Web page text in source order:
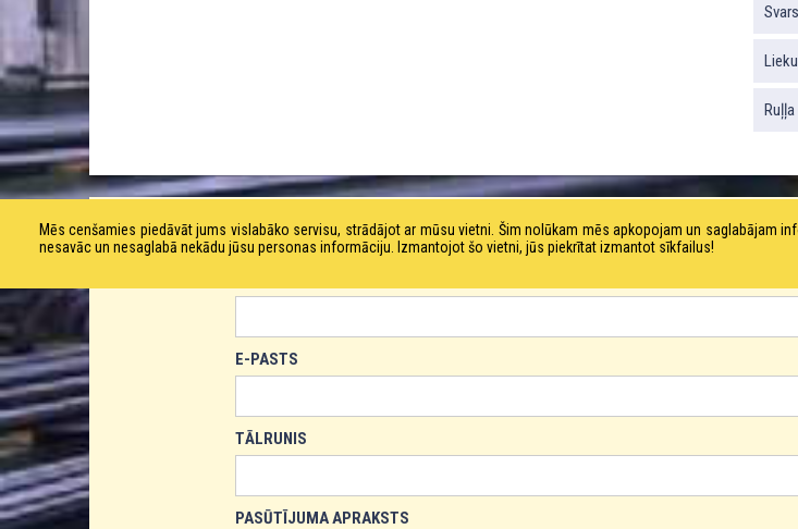
PASŪTĪT PRODUKTU!
E-PASTS
TĀLRUNIS
PASŪTĪJUMA APRAKSTS
Mēs cenšamies piedāvāt jums vislabāko servisu, strādājot ar mūsu vietni. Šim nolūkam mēs apkopojam un saglabājam
nesavāc un nesaglabā nekādu jūsu personas informāciju. Izmantojot šo vietni, jūs piekrītat izmantot sīkfailus!